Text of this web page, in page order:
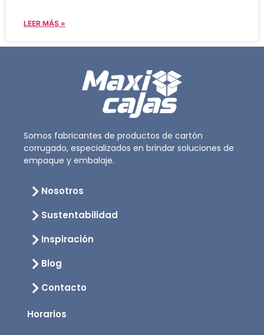
LEER MÁS »
Somos fabricantes de productos de cartón
corrugado, especializados en brindar soluciones de
empaque y embalaje.
Nosotros
Sustentabilidad
Inspiración
Blog
Contacto
Horarios